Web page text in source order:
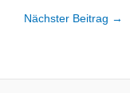
Nächster Beitrag →